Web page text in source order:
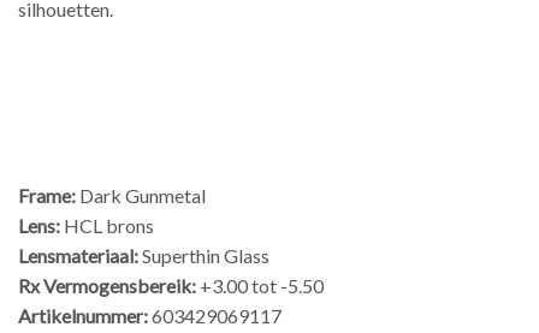
silhouetten.
Frame: Dark Gunmetal
Lens: HCL brons
Lensmateriaal:Superthin Glass
Rx Vermogensbereik: +3.00 tot -5.50
Artikelnummer:603429069117